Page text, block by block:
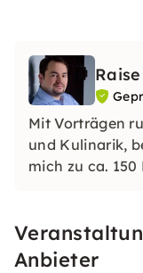
Mit Vorträgen
und Kulinarik,
mich zu ca.
Gästen teile.
Fachautor tätig.
Anbieter